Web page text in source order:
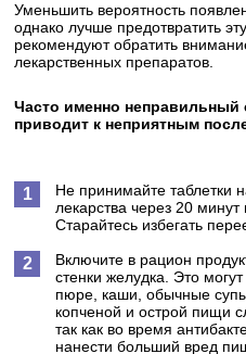
Уменьшить вероятность
однако лучше предотвратить
рекомендуют обратить
лекарственных препаратов.
Часто именно неправильный
приводит к неприятным
Не принимайте таблетки
лекарства через 20 минут
Старайтесь избегать
Включите в рацион
стенки желудка. Это
пюре, каши, обычные
копченой и острой пищи
так как во время
нанести больший вред